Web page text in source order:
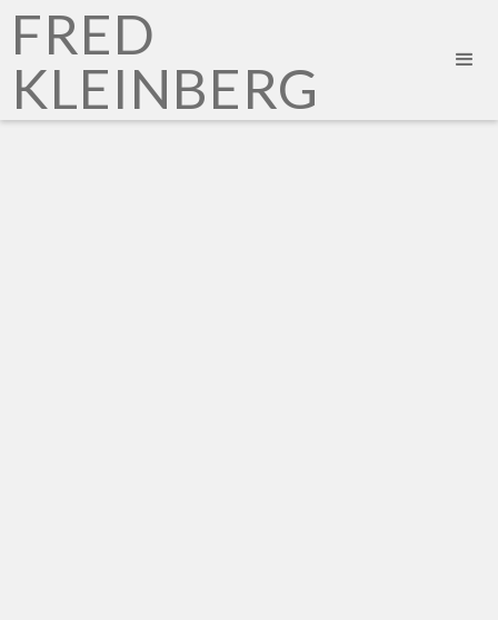
FRED
KLEINBERG